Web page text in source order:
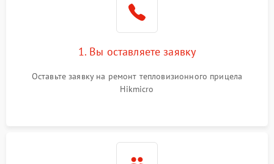
1. Вы оставляете заявку
Оставьте заявку на ремонт тепловизионного прицела
Hikmicro